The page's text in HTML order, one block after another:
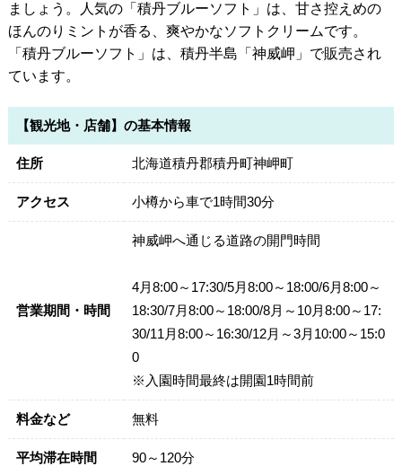
ましょう。人気の「積丹ブルーソフト」は、甘さ控えめの
ほんのりミントが香る、爽やかなソフトクリームです。
「積丹ブルーソフト」は、積丹半島「神威岬」で販売され
ています。
【観光地・店舗】の基本情報
住所 北海道積丹郡積丹町神岬町
アクセス 小樽から車で1時間30分
営業期間・時間
神威岬へ通じる道路の開門時間
4月8:00～17:30/5月8:00～18:00/6月8:00～
18:30/7月8:00～18:00/8月～10月8:00～17:
30/11月8:00～16:30/12月～3月10:00～15:0
0
※入園時間最終は開園1時間前
料金など 無料
平均滞在時間 90～120分